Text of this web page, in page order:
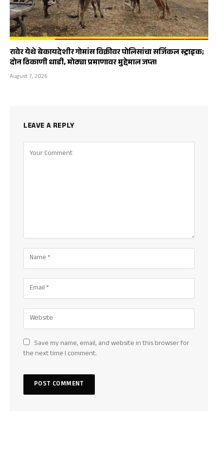
रावेर येथे बेकायदेशीर गोमांस विक्रीवर पोलिसांचा सर्जिकल स्ट्राइक;
दोन ठिकाणी धाडी, मोठ्या प्रमाणावर मुद्देमाल जप्त!
August 7, 2026
LEAVE A REPLY
Save my name, email, and website in this browser for
the next time I comment.